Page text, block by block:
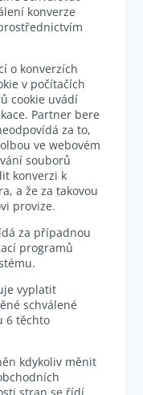
konverze
o konverzích
v počítačích
cookie uvádí
Partner bere
za to,
ve webovém
souborů
konverzi k
a že za takovou
provize.
za případnou
programů
vyplatit
schválené
6 těchto
kdykoliv měnit